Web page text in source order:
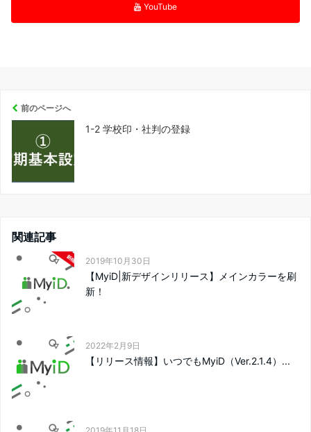
YouTube
前のページへ
1-2 学校印・社判の登録
関連記事
2019年10月30日
【MyiD|新デザインリリース】メインカラーを刷
新！
2022年2月9日
【リリース情報】いつでもMyiD（Ver.2.1.4）...